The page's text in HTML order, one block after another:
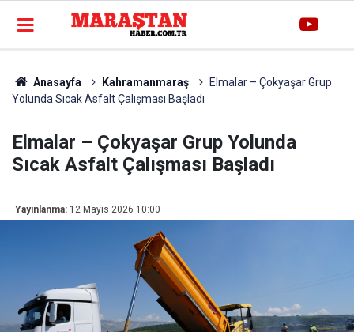
Anasayfa Kahramanmaraş
Elmalar – Çokyaşar Grup
Yolunda Sıcak Asfalt Çalışması Başladı
Elmalar – Çokyaşar Grup Yolunda
Sıcak Asfalt Çalışması Başladı
Yayınlanma: 12 Mayıs 2026 10:00